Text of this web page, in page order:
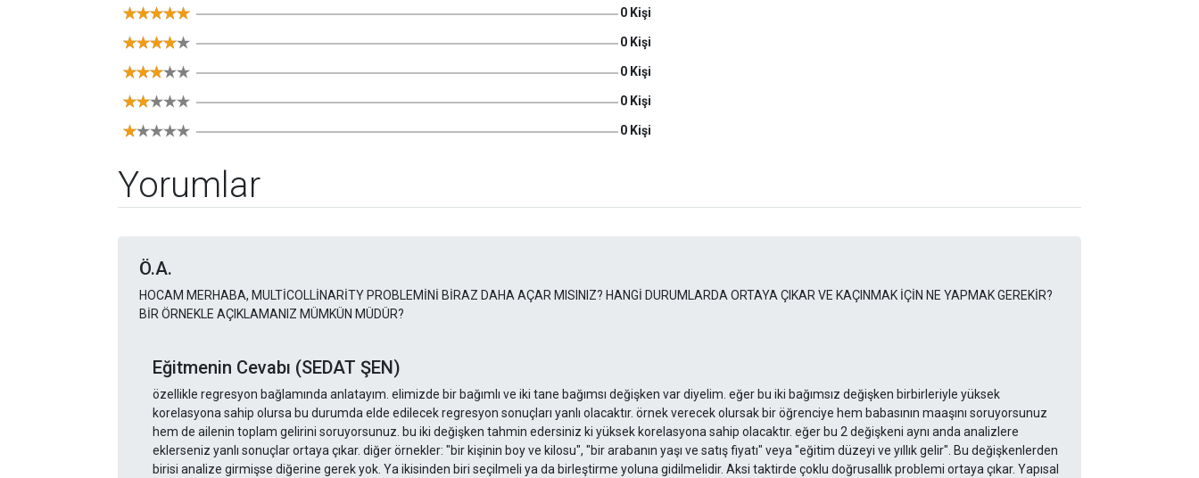
0 Kişi
0 Kişi
0 Kişi
0 Kişi
0 Kişi
Yorumlar
Ö.A.
HOCAM MERHABA, MULTİCOLLİNARİTY PROBLEMİNİ BİRAZ DAHA AÇAR MISINIZ? HANGİ DURUMLARDA ORTAYA ÇIKAR VE KAÇINMAK İÇİN NE YAPMAK GEREKİR?
BİR ÖRNEKLE AÇIKLAMANIZ MÜMKÜN MÜDÜR?
Eğitmenin Cevabı (SEDAT ŞEN)
özellikle regresyon bağlamında anlatayım. elimizde bir bağımlı ve iki tane bağımsı değişken var diyelim. eğer bu iki bağımsız değişken birbirleriyle yüksek
korelasyona sahip olursa bu durumda elde edilecek regresyon sonuçları yanlı olacaktır. örnek verecek olursak bir öğrenciye hem babasının maaşını soruyorsunuz
hem de ailenin toplam gelirini soruyorsunuz. bu iki değişken tahmin edersiniz ki yüksek korelasyona sahip olacaktır. eğer bu 2 değişkeni aynı anda analizlere
eklerseniz yanlı sonuçlar ortaya çıkar. diğer örnekler: "bir kişinin boy ve kilosu", "bir arabanın yaşı ve satış fiyatı" veya "eğitim düzeyi ve yıllık gelir". Bu değişkenlerden
birisi analize girmişse diğerine gerek yok. Ya ikisinden biri seçilmeli ya da birleştirme yoluna gidilmelidir. Aksi taktirde çoklu doğrusallık problemi ortaya çıkar. Yapısal